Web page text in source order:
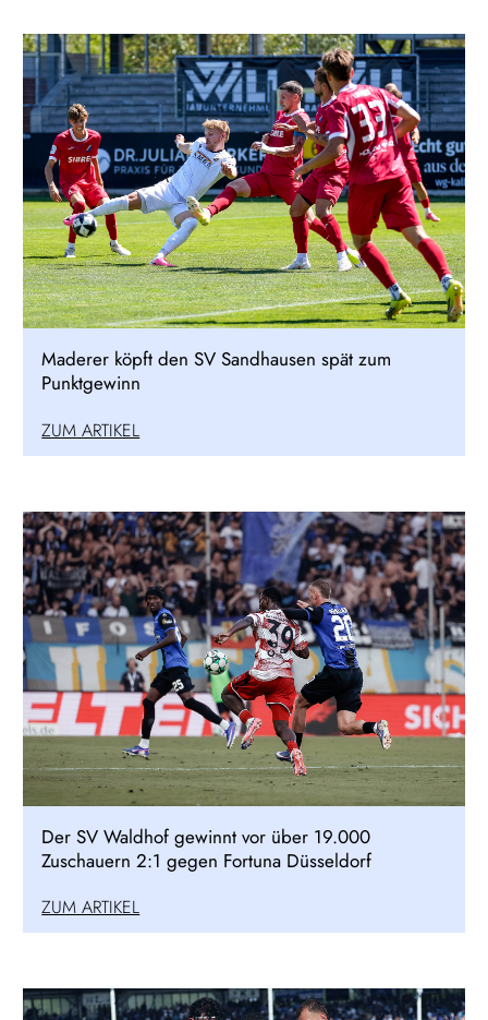
Maderer köpft den SV Sandhausen spät zum
Punktgewinn
ZUM ARTIKEL
Der SV Waldhof gewinnt vor über 19.000
Zuschauern 2:1 gegen Fortuna Düsseldorf
ZUM ARTIKEL